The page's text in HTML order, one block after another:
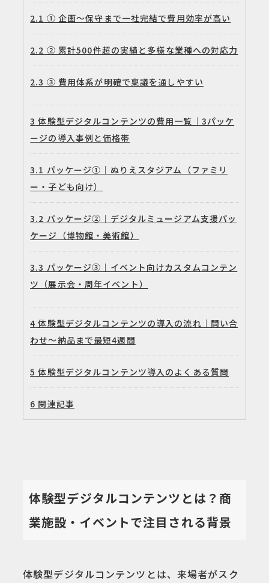
2.1 ① 企画〜保守まで一社完結で費用効率が高い
2.2 ② 累計500件超の実績と多様な業種への対応力
2.3 ③ 費用体系が明確で稟議を通しやすい
3 体験型デジタルコンテンツの費用一覧｜3パッケ
ージの導入事例と価格帯
3.1 パッケージ①｜ぬりえスタジアム（ファミリ
ー・子ども向け）
3.2 パッケージ②｜デジタルミュージアム支援パッ
ケージ（博物館・美術館）
3.3 パッケージ③｜イベント向けカスタムコンテン
ツ（展示会・周年イベント）
4 体験型デジタルコンテンツの導入の流れ｜問い合
わせ〜納品まで最短4週間
5 体験型デジタルコンテンツ導入のよくある質問
6 関連記事
体験型デジタルコンテンツとは？商
業施設・イベントで注目される背景
体験型デジタルコンテンツとは、来場者がスク